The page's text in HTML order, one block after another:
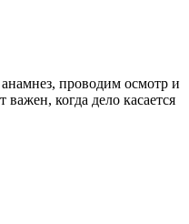
проводим осмотр и
когда дело касается